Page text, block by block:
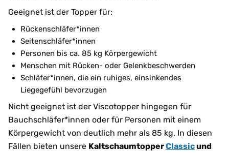
Geeignet ist der Topper für:
Rückenschläfer*innen
Seitenschläfer*innen
Personen bis ca. 85 kg Körpergewicht
Menschen mit Rücken- oder Gelenkbeschwerden
Schläfer*innen, die ein ruhiges, einsinkendes
Liegegefühl bevorzugen
Nicht geeignet ist der Viscotopper hingegen für
Bauchschläfer*innen oder für Personen mit einem
Körpergewicht von deutlich mehr als 85 kg. In diesen
Fällen bieten unsere KaltschaumtopperClassicund